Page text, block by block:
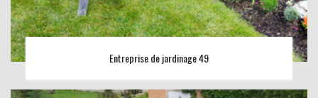
Entreprise de jardinage 49